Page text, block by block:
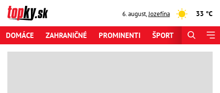
6. august,Jozefína 33 °C
DOMÁCE ZAHRANIČNÉ PROMINENTI ŠPORT